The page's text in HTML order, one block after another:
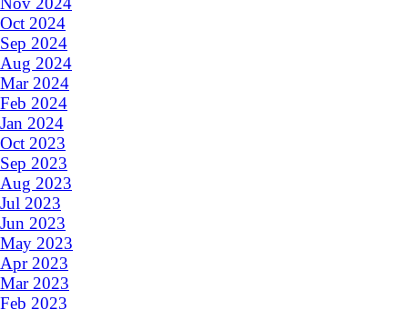
Oct 2024
Sep 2024
Aug 2024
Mar 2024
Feb 2024
Jan 2024
Oct 2023
Sep 2023
Aug 2023
Jul 2023
Jun 2023
May 2023
Apr 2023
Mar 2023
Feb 2023